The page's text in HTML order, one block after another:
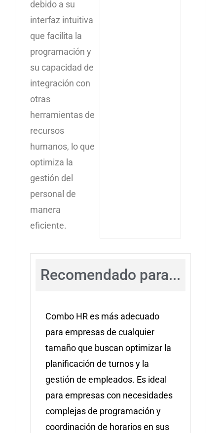
debido a su
interfaz intuitiva
que facilita la
programación y
su capacidad de
integración con
otras
herramientas de
recursos
humanos, lo que
optimiza la
gestión del
personal de
manera
eficiente.
Recomendado para...
Combo HR es más adecuado
para empresas de cualquier
tamaño que buscan optimizar la
planificación de turnos y la
gestión de empleados. Es ideal
para empresas con necesidades
complejas de programación y
coordinación de horarios en sus